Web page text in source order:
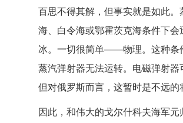
百思不得其解，但事实就是如此。
海、白令海或鄂霍茨克海条件下会
冰。一切很简单——物理。这种条
蒸汽弹射器无法运转。电磁弹射
但对俄罗斯而言，这暂时是不远的
因此，和伟大的戈尔什科夫海军元